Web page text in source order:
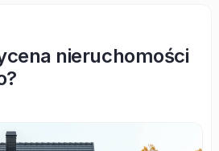
nieruchomości